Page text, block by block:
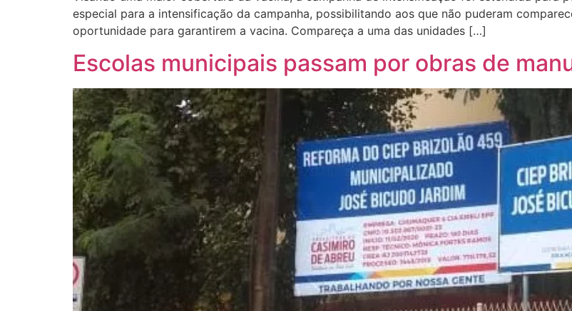
especial para a intensificação da campanha, possibilitando aos que não puderam
oportunidade para garantirem a vacina. Compareça a uma das unidades […]
Escolas municipais passam por obras de